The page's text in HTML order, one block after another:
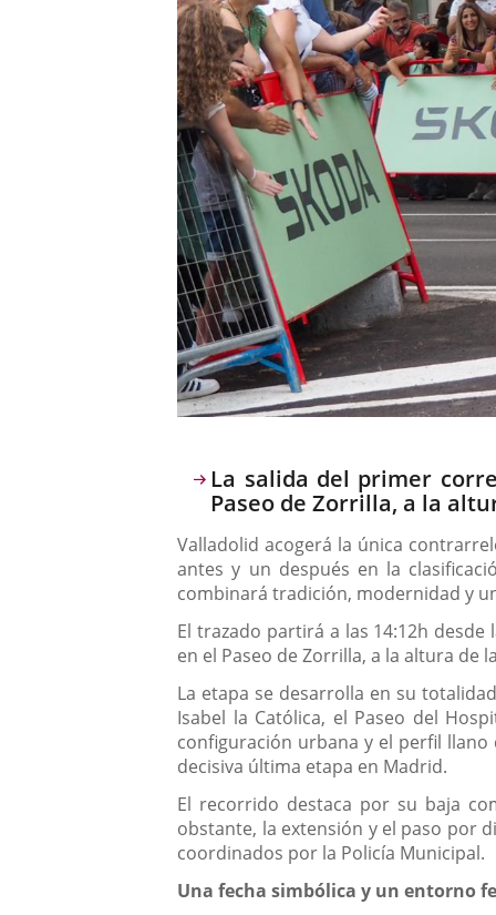
Descripción
La salida del primer
Paseo de Zorrilla, a la
Valladolid acogerá la única
antes y un después en la
combinará tradición, modernidad y
El trazado partirá a las 14:12h
en el Paseo de Zorrilla, a la altura de
La etapa se desarrolla en su
Isabel la Católica, el Paseo del
configuración urbana y el perfil
decisiva última etapa en Madrid.
El recorrido destaca por su baja
obstante, la extensión y el paso por
coordinados por la Policía Municipal.
Una fecha simbólica y un entorno